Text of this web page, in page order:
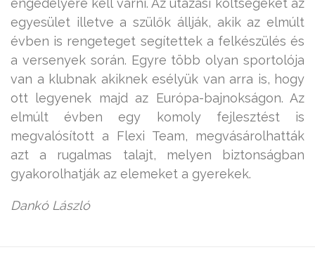
engedélyére kell várni. Az utazási költségeket az
egyesület illetve a szülők állják, akik az elmúlt
évben is rengeteget segítettek a felkészülés és
a versenyek során. Egyre több olyan sportolója
van a klubnak akiknek esélyük van arra is, hogy
ott legyenek majd az Európa-bajnokságon. Az
elmúlt évben egy komoly fejlesztést is
megvalósított a Flexi Team, megvásárolhatták
azt a rugalmas talajt, melyen biztonságban
gyakorolhatják az elemeket a gyerekek.
Dankó László